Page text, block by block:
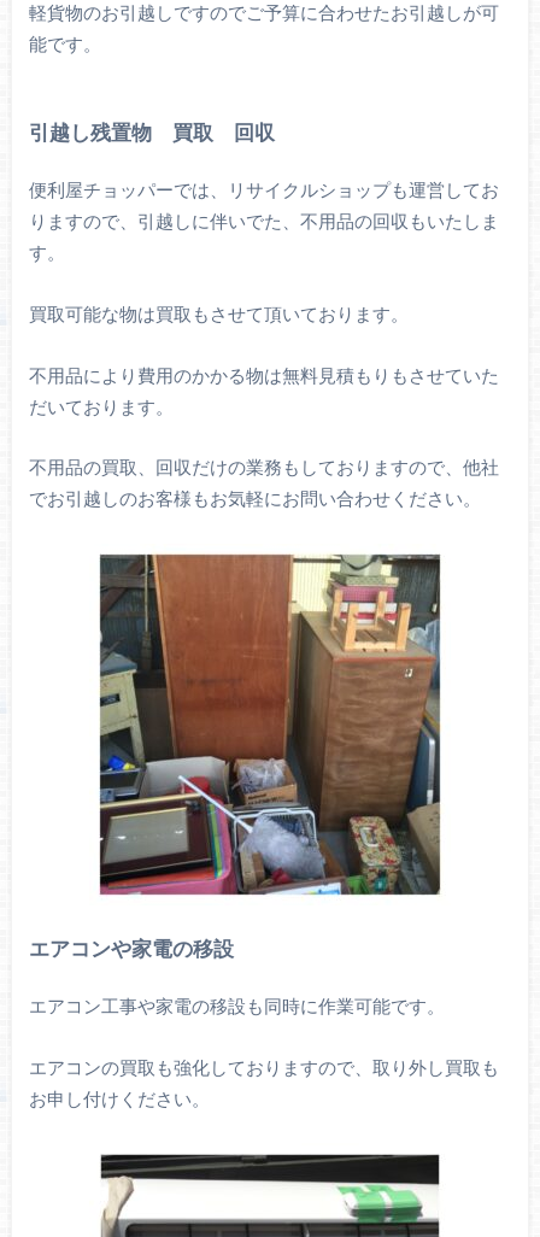
軽貨物のお引越しですのでご予算に合わせたお引越しが可
能です。
引越し残置物 買取 回収
便利屋チョッパーでは、リサイクルショップも運営してお
りますので、引越しに伴いでた、不用品の回収もいたしま
す。
買取可能な物は買取もさせて頂いております。
不用品により費用のかかる物は無料見積もりもさせていた
だいております。
不用品の買取、回収だけの業務もしておりますので、他社
でお引越しのお客様もお気軽にお問い合わせください。
エアコンや家電の移設
エアコン工事や家電の移設も同時に作業可能です。
エアコンの買取も強化しておりますので、取り外し買取も
お申し付けください。